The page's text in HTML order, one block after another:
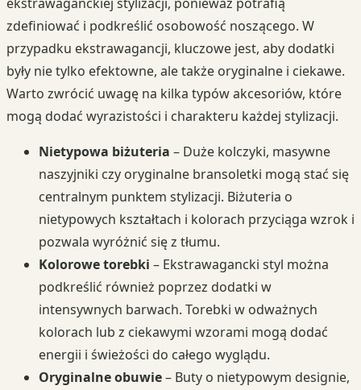
ekstrawaganckiej stylizacji, ponieważ potrafią
zdefiniować i podkreślić osobowość noszącego. W
przypadku ekstrawagancji, kluczowe jest, aby dodatki
były nie tylko efektowne, ale także oryginalne i ciekawe.
Warto zwrócić uwagę na kilka typów akcesoriów, które
mogą dodać wyrazistości i charakteru każdej stylizacji.
Nietypowa biżuteria – Duże kolczyki, masywne
naszyjniki czy oryginalne bransoletki mogą stać się
centralnym punktem stylizacji. Biżuteria o
nietypowych kształtach i kolorach przyciąga wzrok i
pozwala wyróżnić się z tłumu.
Kolorowe torebki – Ekstrawagancki styl można
podkreślić również poprzez dodatki w
intensywnych barwach. Torebki w odważnych
kolorach lub z ciekawymi wzorami mogą dodać
energii i świeżości do całego wyglądu.
Oryginalne obuwie– Buty o nietypowym designie,